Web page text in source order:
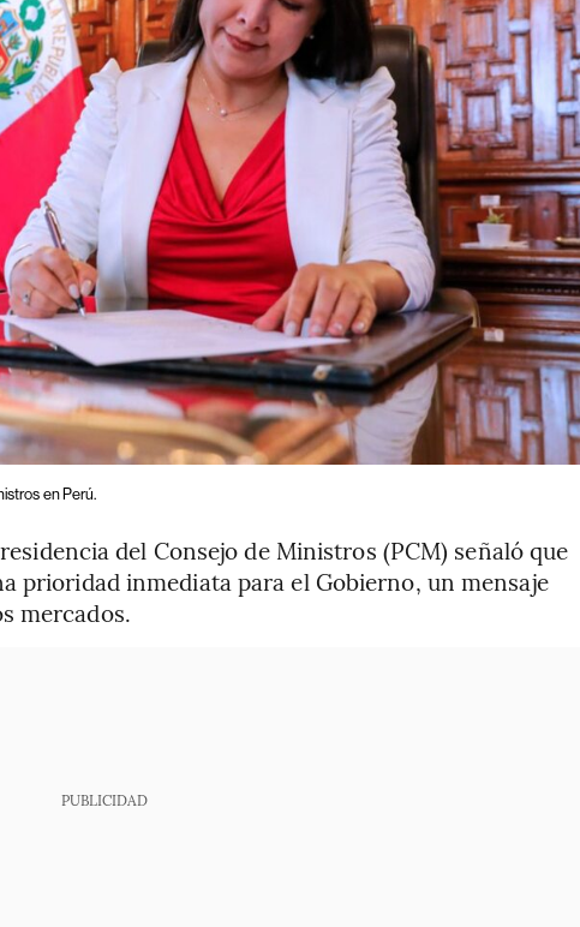
en Perú.
del Consejo de Ministros (PCM) señaló que
prioridad inmediata para el Gobierno, un mensaje
mercados.
PUBLICIDAD